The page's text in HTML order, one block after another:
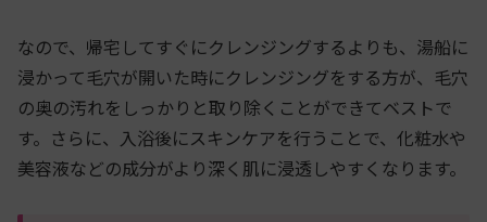
なので、帰宅してすぐにクレンジングするよりも、湯船に
浸かって毛穴が開いた時にクレンジングをする方が、毛穴
の奥の汚れをしっかりと取り除くことができてベストで
す。さらに、入浴後にスキンケアを行うことで、化粧水や
美容液などの成分がより深く肌に浸透しやすくなります。